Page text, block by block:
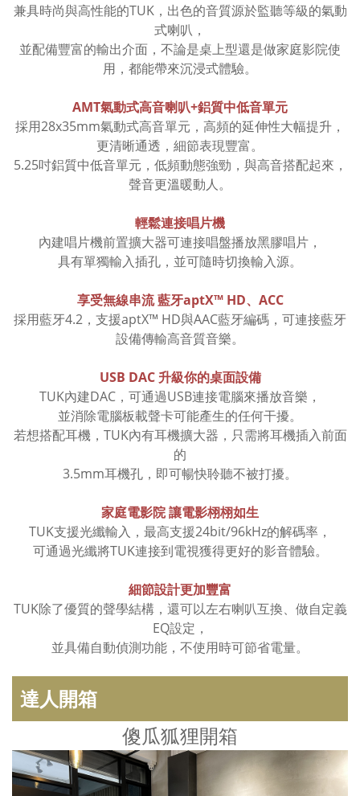
兼具時尚與高性能的TUK，出色的音質源於監聽等級的氣動
式喇叭，
並配備豐富的輸出介面，不論是桌上型還是做家庭影院使
用，都能帶來沉浸式體驗。
AMT氣動式高音喇叭+鋁質中低音單元
採用28x35mm氣動式高音單元，高頻的延伸性大幅提升，
更清晰通透，細節表現豐富。
5.25吋鋁質中低音單元，低頻動態強勁，與高音搭配起來，
聲音更溫暖動人。
輕鬆連接唱片機
內建唱片機前置擴大器可連接唱盤播放黑膠唱片，
具有單獨輸入插孔，並可隨時切換輸入源。
享受無線串流 藍牙aptX™ HD、ACC
採用藍牙4.2，支援aptX™ HD與AAC藍牙編碼，可連接藍牙
設備傳輸高音質音樂。
USB DAC 升級你的桌面設備
TUK內建DAC，可通過USB連接電腦來播放音樂，
並消除電腦板載聲卡可能產生的任何干擾。
若想搭配耳機，TUK內有耳機擴大器，只需將耳機插入前面
的
3.5mm耳機孔，即可暢快聆聽不被打擾。
家庭電影院 讓電影栩栩如生
TUK支援光纖輸入，最高支援24bit/96kHz的解碼率，
可通過光纖將TUK連接到電視獲得更好的影音體驗。
細節設計更加豐富
TUK除了優質的聲學結構，還可以左右喇叭互換、做自定義
EQ設定，
並具備自動偵測功能，不使用時可節省電量。
達人開箱
傻瓜狐狸開箱